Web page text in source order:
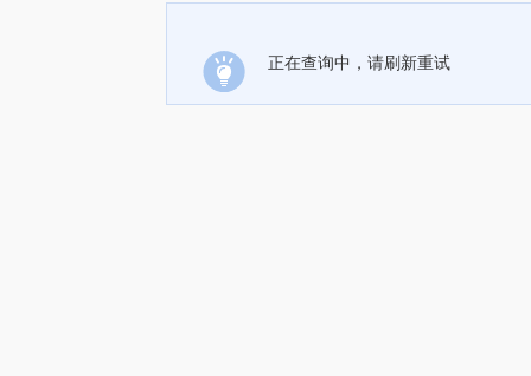
正在查询中，请刷新重试